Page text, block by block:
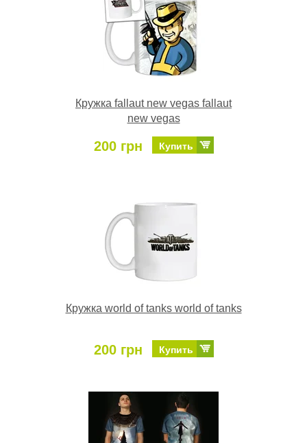
Кружка fallaut new vegas fallaut
new vegas
200 грн Купить
Кружка world of tanks world of tanks
200 грн Купить